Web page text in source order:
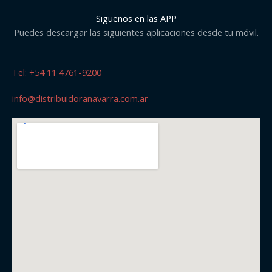
Siguenos en las APP
Puedes descargar las siguientes aplicaciones desde tu móvil.
Tel: +54 11 4761-9200
info@distribuidoranavarra.com.ar